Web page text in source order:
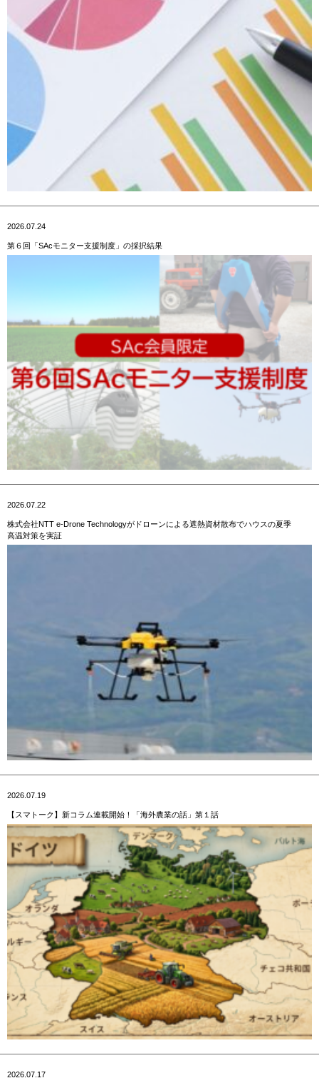
2026.07.24
第６回「SAcモニター支援制度」の採択結果
2026.07.22
株式会社NTT e-Drone Technologyがドローンによる遮熱資材散布でハウスの夏季
高温対策を実証
2026.07.19
【スマトーク】新コラム連載開始！「海外農業の話」第１話
2026.07.17